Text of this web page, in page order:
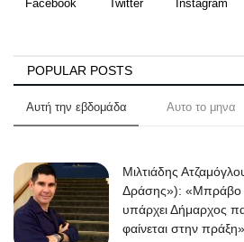
Facebook Twitter Instagram
POPULAR POSTS
Αυτή την εβδομάδα Αυτο το μηνα
Μιλτιάδης
Δράσης»): «Μπράβο
υπάρχει Δήμαρχος
φαίνεται στην πράξη»